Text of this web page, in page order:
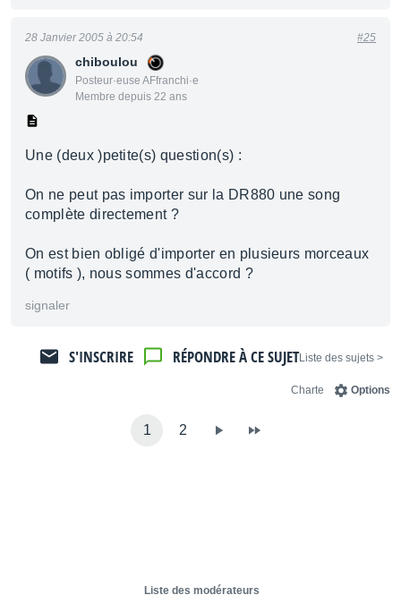
chiboulou
Posteur·euse AFfranchi·e
Membre depuis 22 ans
28 Janvier 2005 à 20:54 #25
Une (deux )petite(s) question(s) :
On ne peut pas importer sur la DR880 une song
complète directement ?
On est bien obligé d'importer en plusieurs morceaux
( motifs ), nous sommes d'accord ?
signaler
< Liste des sujets
RÉPONDRE À CE SUJET
S'INSCRIRE
Options
Charte
1 2
Liste des modérateurs